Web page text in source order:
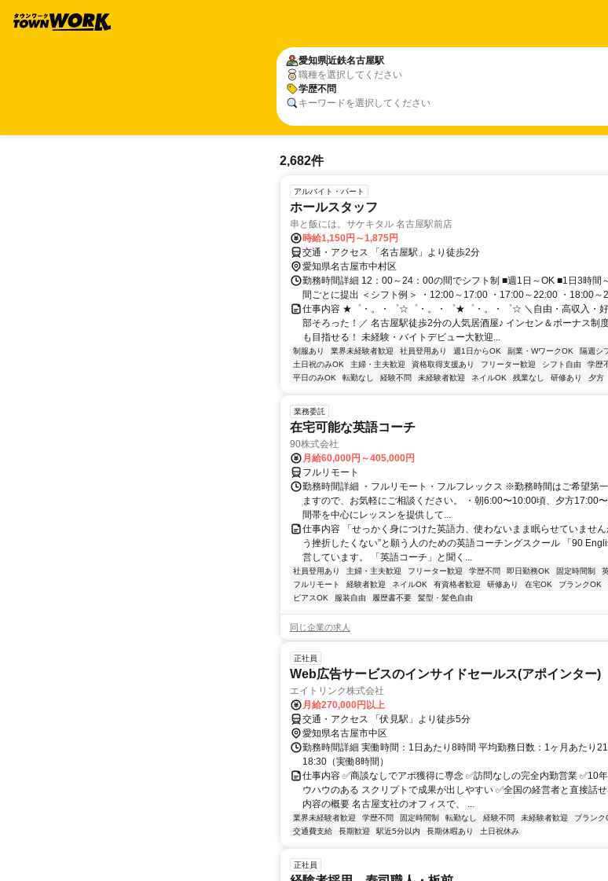
愛知県近鉄名古屋駅
職種を選択してください
学歴不問
キーワードを選択してください
2,682件
アルバイト・パート
ホールスタッフ
串と飯には。サケキタル 名古屋駅前店
時給1,150円～1,875円
交通・アクセス 「名古屋駅」より徒歩2分
愛知県名古屋市中村区
勤務時間詳細 12：00～24：00の間でシフト制 ■週1日～OK ■1日3時間
間ごとに提出 ＜シフト例＞ ・12:00～17:00 ・17:00～22:00 ・18:00～
仕事内容 ★゜・。・゜☆゜・。・゜★゜・。・゜☆ ＼自由・高収入・
部そろった！／ 名古屋駅徒歩2分の人気居酒屋♪ インセン＆ボーナス制
も目指せる！ 未経験・バイトデビュー大歓迎...
制服あり 業界未経験者歓迎 社員登用あり 週1日からOK 副業・WワークOK
隔週シ
土日祝のみOK
主婦・主夫歓迎 資格取得支援あり フリーター歓迎 シフト自由
学歴
平日のみOK
転勤なし 経験不問 未経験者歓迎 ネイルOK 残業なし 研修あり 夕方
業務委託
在宅可能な英語コーチ
90株式会社
月給60,000円～405,000円
フルリモート
勤務時間詳細 ・フルリモート・フルフレックス ※勤務時間はご希望第
ますので、お気軽にご相談ください。 ・朝6:00〜10:00頃、夕方17:00
間帯を中心にレッスンを提供して...
仕事内容 「せっかく身につけた英語力、使わないまま眠らせていません
う挫折したくない”と願う人のための英語コーチングスクール 「90
営しています。 「英語コーチ」と聞く...
社員登用あり 主婦・主夫歓迎 フリーター歓迎 学歴不問 即日勤務OK 固定時間制
フルリモート
経験者歓迎 ネイルOK 有資格者歓迎 研修あり 在宅OK ブランクOK
ピアスOK
服装自由 履歴書不要 髪型・髪色自由
同じ企業の求人
正社員
Web広告サービスのインサイドセールス(アポインター)
エイトリンク株式会社
月給270,000円以上
交通・アクセス 「伏見駅」より徒歩5分
愛知県名古屋市中区
勤務時間詳細 実働時間：1日あたり8時間 平均勤務日数：1ヶ月あたり
18:30（実働8時間）
仕事内容 ✅商談なしでアポ獲得に専念 ✅訪問なしの完全内勤営業 ✅10
ウハウのある スクリプトで成果が出しやすい ✅全国の経営者と直接話
内容の概要 名古屋支社のオフィスで、 ...
業界未経験者歓迎 学歴不問 固定時間制 転勤なし 経験不問 未経験者歓迎
ブランク
交通費支給
長期歓迎 駅近5分以内 長期休暇あり 土日祝休み
正社員